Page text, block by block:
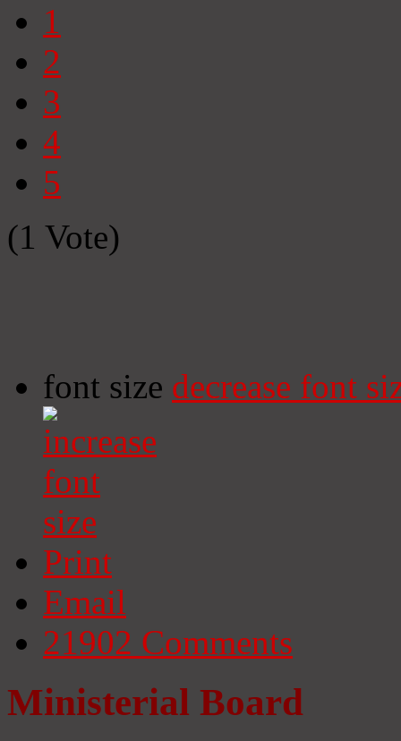
1
2
3
4
5
(1 Vote)
font size decrease font
Print
Email
21902 Comments
Ministerial Board